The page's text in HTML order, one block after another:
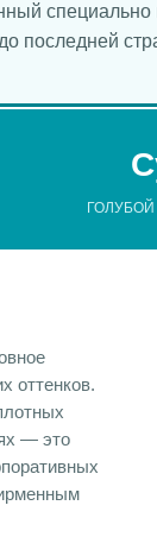
специально
последней
оттенков.
— это